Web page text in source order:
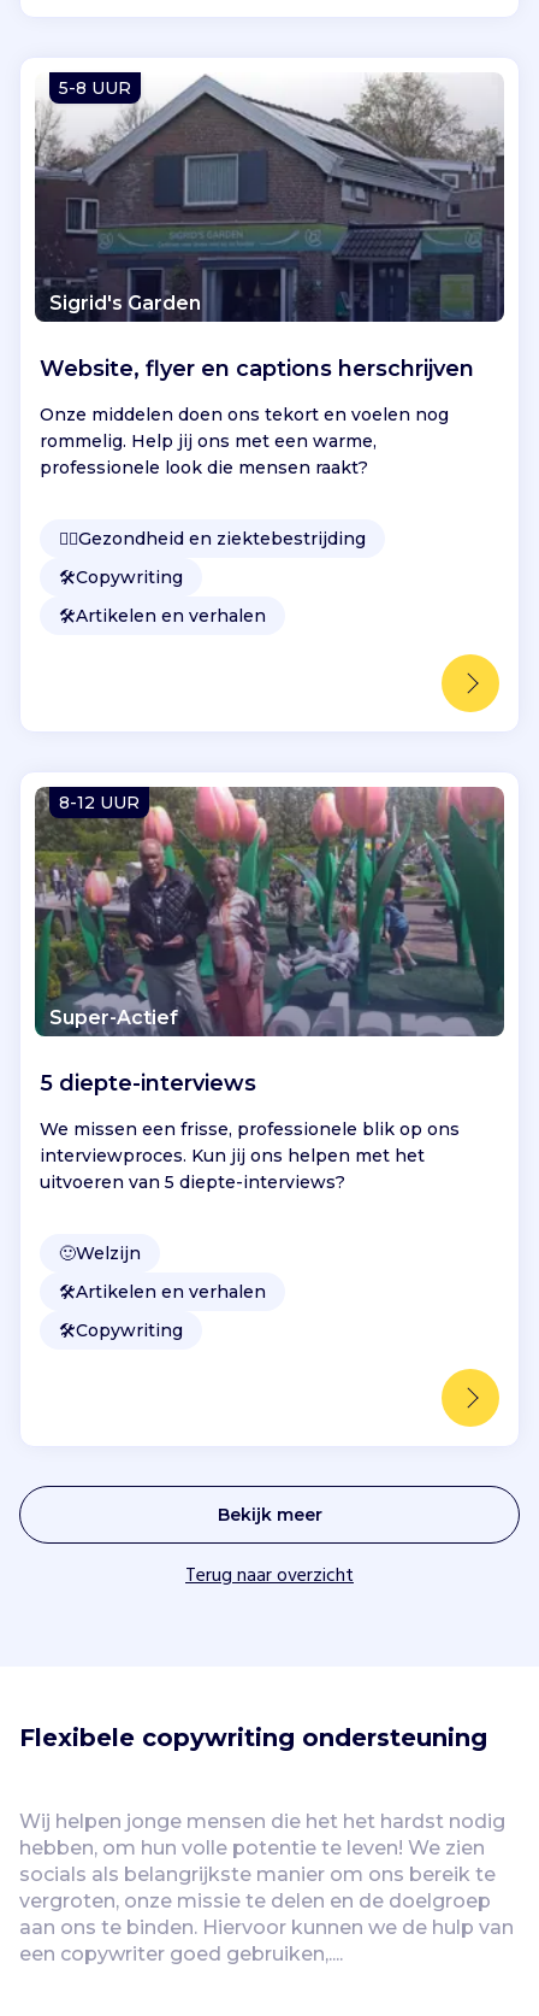
5-8 UUR
Sigrid's Garden
Website, flyer en captions herschrijven
Onze middelen doen ons tekort en voelen nog
rommelig. Help jij ons met een warme,
professionele look die mensen raakt?
👩‍⚕️Gezondheid en ziektebestrijding
🛠️Copywriting
🛠️Artikelen en verhalen
8-12 UUR
Super-Actief
5 diepte-interviews
We missen een frisse, professionele blik op ons
interviewproces. Kun jij ons helpen met het
uitvoeren van 5 diepte-interviews?
🙂Welzijn
🛠️Artikelen en verhalen
🛠️Copywriting
Bekijk meer
Terug naar overzicht
Flexibele copywriting ondersteuning
Wij helpen jonge mensen die het het hardst nodig
hebben, om hun volle potentie te leven! We zien
socials als belangrijkste manier om ons bereik te
vergroten, onze missie te delen en de doelgroep
aan ons te binden. Hiervoor kunnen we de hulp van
een copywriter goed gebruiken,....